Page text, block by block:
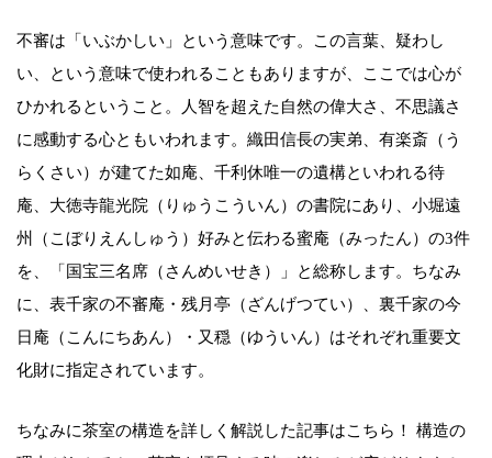
不審は「いぶかしい」という意味です。この言葉、疑わし
い、という意味で使われることもありますが、ここでは心が
ひかれるということ。人智を超えた自然の偉大さ、不思議さ
に感動する心ともいわれます。織田信長の実弟、有楽斎（う
らくさい）が建てた如庵、千利休唯一の遺構といわれる待
庵、大徳寺龍光院（りゅうこういん）の書院にあり、小堀遠
州（こぼりえんしゅう）好みと伝わる蜜庵（みったん）の3件
を、「国宝三名席（さんめいせき）」と総称します。ちなみ
に、表千家の不審庵・残月亭（ざんげつてい）、裏千家の今
日庵（こんにちあん）・又穏（ゆういん）はそれぞれ重要文
化財に指定されています。
ちなみに茶室の構造を詳しく解説した記事はこちら！ 構造の